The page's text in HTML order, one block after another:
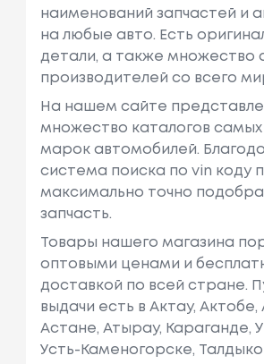
наименований запчастей и
на любые авто. Есть
детали, а также множество
производителей со всего
На нашем сайте
множество каталогов
марок автомобилей.
система поиска по vin коду
максимально точно
запчасть.
Товары нашего магазина
оптовыми ценами и
доставкой по всей стране.
выдачи есть в Актау,
Астане, Атырау, Караганде,
Усть-Каменогорске,